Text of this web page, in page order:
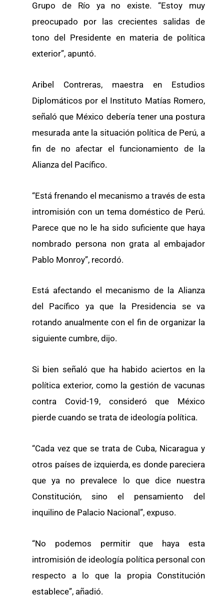
Grupo de Río ya no existe. “Estoy muy
preocupado por las crecientes salidas de
tono del Presidente en materia de política
exterior”, apuntó.
Aribel Contreras, maestra en Estudios
Diplomáticos por el Instituto Matías Romero,
señaló que México debería tener una postura
mesurada ante la situación política de Perú, a
fin de no afectar el funcionamiento de la
Alianza del Pacífico.
“Está frenando el mecanismo a través de esta
intromisión con un tema doméstico de Perú.
Parece que no le ha sido suficiente que haya
nombrado persona non grata al embajador
Pablo Monroy”, recordó.
Está afectando el mecanismo de la Alianza
del Pacífico ya que la Presidencia se va
rotando anualmente con el fin de organizar la
siguiente cumbre, dijo.
Si bien señaló que ha habido aciertos en la
política exterior, como la gestión de vacunas
contra Covid-19, consideró que México
pierde cuando se trata de ideología política.
“Cada vez que se trata de Cuba, Nicaragua y
otros países de izquierda, es donde pareciera
que ya no prevalece lo que dice nuestra
Constitución, sino el pensamiento del
inquilino de Palacio Nacional”, expuso.
“No podemos permitir que haya esta
intromisión de ideología política personal con
respecto a lo que la propia Constitución
establece”, añadió.